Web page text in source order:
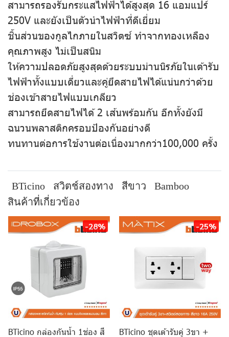
สามารถรองรับกระแสไฟฟ้าได้สูงสุด 16 แอมแปร์
250V และยังเป็นตัวนำไฟฟ้าที่ดีเยี่ยม
ชิ้นส่วนของกูลไกภายในสวิตซ์ ทำจากทองเหลือง
คุณภาพสูง ไม่เป็นสนิม
ให้ความปลอดภัยสูงสุดด้วยระบบม่านนิรภัยในเต้ารับ
ไฟฟ้าทั้งแบบเดี่ยวและคู่ยึดสายไฟได้แน่นกว่าด้วย
ช่องเข้าสายไฟแบบเกลียว
สามารถยึดสายไฟได้ 2 เส้นพร้อมกัน อีกทั้งยังมี
ฉนวนพลาสติกครอบป้องกันอย่างดี
ทนทานต่อการใช้งานต่อเนื่องมากกว่า100,000 ครั้ง
BTicino สวิตช์สองทาง สีขาว
Bamboo
สินค้าที่เกี่ยวข้อง
-28%
BTicino กล่องกันน้ำ 1ช่อง สี
-25%
BTicino ชุดเต้ารับคู่ 3ขา +